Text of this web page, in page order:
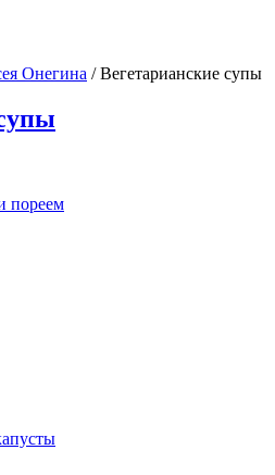
Онегина / Вегетарианские супы
пореем